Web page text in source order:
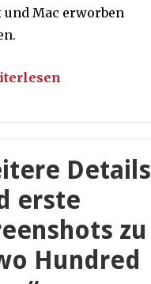
Mac erworben
Details
erste
zu
Hundred